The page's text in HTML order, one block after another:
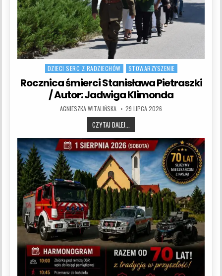
DZIECI SERC Z RADZIECHÓW STOWARZYSZENIE
Rocznica śmierci Stanisława Pietraszki
/ Autor: Jadwiga Klimonda
AUTHOR:
AGNIESZKA WITALIŃSKA PUBLISHED DATE:
29 LIPCA 2026
CZYTAJ DALEJ...